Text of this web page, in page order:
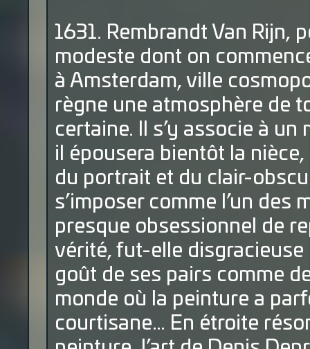
1631. Rembrandt Van Rijn,
modeste dont on
à Amsterdam, ville
règne une atmosphère de
certaine. Il s’y associe à
il épousera bientôt la
du portrait et du clair-
s’imposer comme l’un des
presque obsessionnel de
vérité, fut-elle disgracieuse
goût de ses pairs comme
monde où la peinture a
courtisane… En étroite